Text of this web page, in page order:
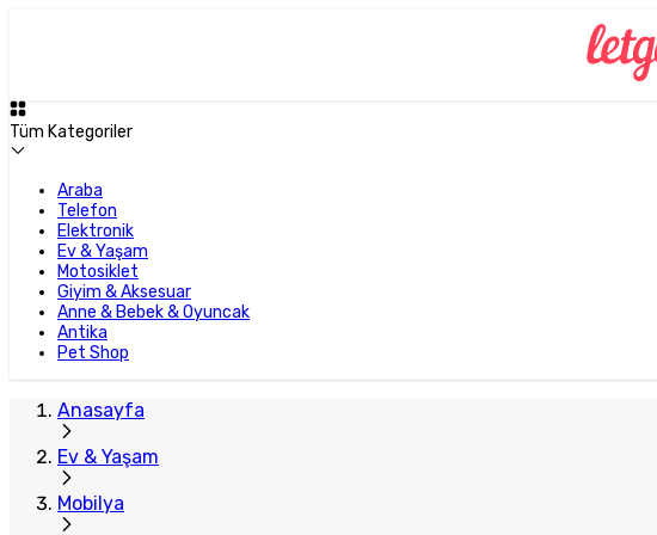
Tüm Kategoriler
Araba
Telefon
Elektronik
Ev & Yaşam
Motosiklet
Giyim & Aksesuar
Anne & Bebek & Oyuncak
Antika
Pet Shop
Anasayfa
Ev & Yaşam
Mobilya